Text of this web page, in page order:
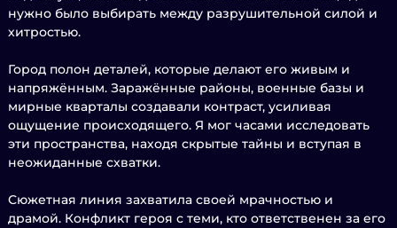
нужно было выбирать между разрушительной силой и
хитростью.
Город полон деталей, которые делают его живым и
напряжённым. Заражённые районы, военные базы и
мирные кварталы создавали контраст, усиливая
ощущение происходящего. Я мог часами исследовать
эти пространства, находя скрытые тайны и вступая в
неожиданные схватки.
Сюжетная линия захватила своей мрачностью и
драмой. Конфликт героя с теми, кто ответственен за его